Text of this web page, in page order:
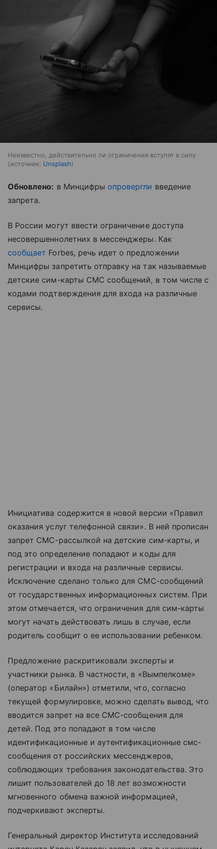
Неизвестно, действительно ли ограничения вступят в силу
источник: Unsplash
Обновлено: в Минцифры опровергли введение
запрета.
В России могут ввести ограничение доступа
несовершеннолетних в мессенджеры. Как
сообщает Forbes, речь идет о предложении
Минцифры запретить отправку на так называемые
детские сим-карты СМС сообщений, в том числе с
кодами подтверждения для входа на различные
сервисы.
Инициатива содержится в новой версии «Правил
оказания услуг телефонной связи». В ней прописан
запрет СМС-рассылкой на детские сим-карты, и
под это определение попадают и коды для
регистрации и входа на различные сервисы.
Исключение сделано только для СМС-сообщений
от государственных информационных систем. При
этом отмечается, что ограничения для сим-карты
могут начать действовать лишь в случае, если
родитель сообщит о ее использовании ребенком.
Предложение раскритиковали эксперты и
участники рынка. В частности, в «Вымпелкоме»
(оператор «Билайн») отметили, что, согласно
текущей формулировке, можно сделать вывод, что
вводится запрет на все СМС-сообщения для
детей. Под это попадают в том числе
идентификационные и аутентификационные смс-
сообщения от российских мессенджеров,
соблюдающих требования законодательства. Это
лишит пользователей до 18 лет возможности
мгновенного обмена важной информацией,
подчеркивают эксперты.
Генеральный директор Института исследований